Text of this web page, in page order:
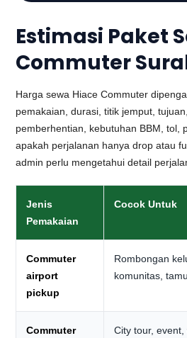
Estimasi Paket
Commuter
Harga sewa Hiace Commuter
pemakaian, durasi, titik jemput,
pemberhentian, kebutuhan BBM, tol,
apakah perjalanan hanya drop atau
admin perlu mengetahui detail
Jenis
Pemakaian
Cocok Untuk
Commuter
airport
pickup
Rombongan
komunitas,
Commuter
City tour,